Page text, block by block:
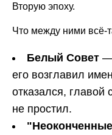
Вторую эпоху.
Что между ними всё-
Белый Совет —
его возглавил
отказался,
не простил.